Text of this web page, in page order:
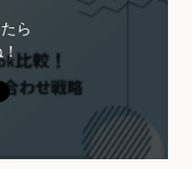
ら
！